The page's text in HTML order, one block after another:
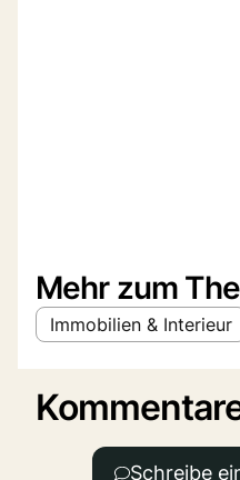
Mehr zum
Immobilien & Interieur
Schreibe